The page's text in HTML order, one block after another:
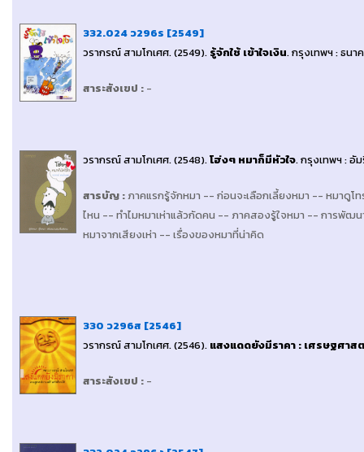
332.024 ว296ร [2549]
วรากรณ์ สามโกเศศ. (2549). รู้จักใช้ เข้าใจเงิน.กรุงเทพฯ : ธน
สาระสังเขป : -
วรากรณ์ สามโกเศศ. (2548).โฮ่งๆ หมาก็มีหัวใจ.กรุงเทพฯ : อั
สารบัญ :ภาคแรกรู้จักหมา -- ก่อนจะเลือกเลี้ยงหมา -- หมาดู
ไหน -- ทำไมหมาเห่าแล้วกัดคน -- ภาคสองรู้ใจหมา -- การพัฒ
หมาจากเสียงเห่า -- เรื่องของหมาที่น่าคิด
330 ว296ส [2546]
วรากรณ์ สามโกเศศ. (2546). แสงแดดยังมีราคา : เศรษฐศา
สาระสังเขป : -